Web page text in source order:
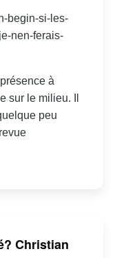
begin-si-les-
nen-ferais-
à
sur le milieu. Il
peu
Christian